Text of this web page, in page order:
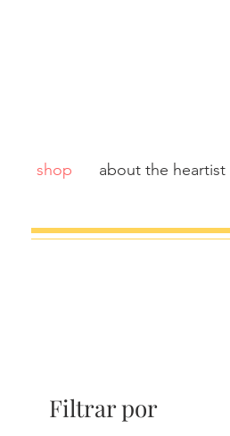
shop about the heartist
Filtrar por